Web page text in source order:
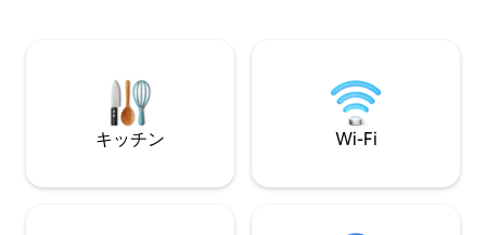
感、エレガンス、プライバシーを兼ね備
えています。地元の5⭐️オーナーが運営し
ています。
さ。ボーホーな雰
キッチン Wi-Fi